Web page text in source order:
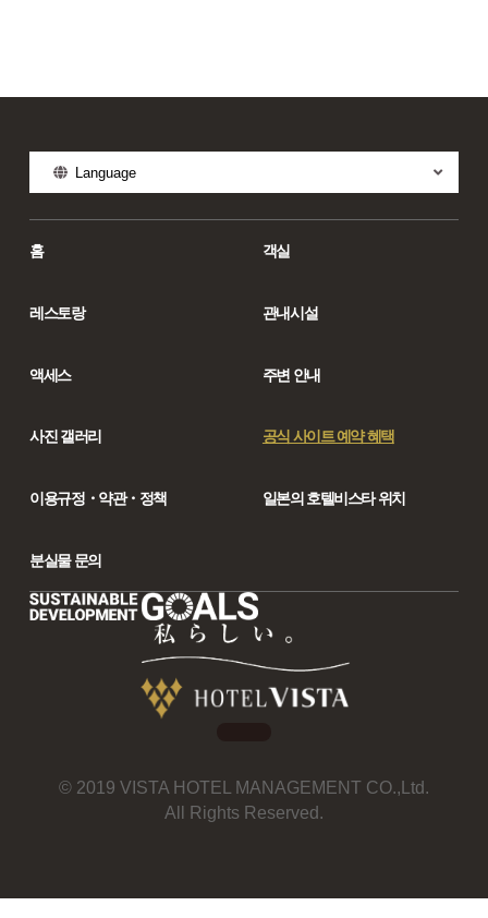
Language
홈 객실
레스토랑 관내시설
액세스 주변 안내
사진 갤러리 공식 사이트 예약 혜택
이용규정・약관・정책 일본의 호텔비스타 위치
분실물 문의
© 2019 VISTA HOTEL MANAGEMENT CO.,Ltd.
All Rights Reserved.